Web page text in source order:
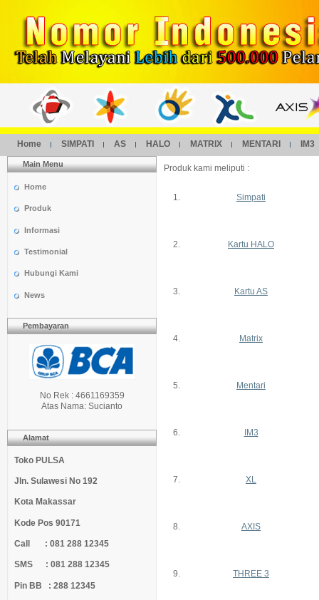
Home SIMPATI AS HALO MATRIX MENTARI IM3
Main Menu
Home
Produk
Informasi
Testimonial
Hubungi Kami
News
Pembayaran
No Rek : 4661169359
Atas Nama: Sucianto
Alamat
Toko PULSA
Jln. Sulawesi No 192
Kota Makassar
Kode Pos 90171
Call : 081 288 12345
SMS : 081 288 12345
Pin BB : 288 12345
Produk kami meliputi :
1. Simpati
2. Kartu HALO
3. Kartu AS
4. Matrix
5. Mentari
6. IM3
7. XL
8. AXIS
9. THREE 3